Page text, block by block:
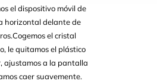
el dispositivo móvil de
horizontal delante de
el cristal
le quitamos el plástico
ajustamos a la pantalla
caer suavemente.